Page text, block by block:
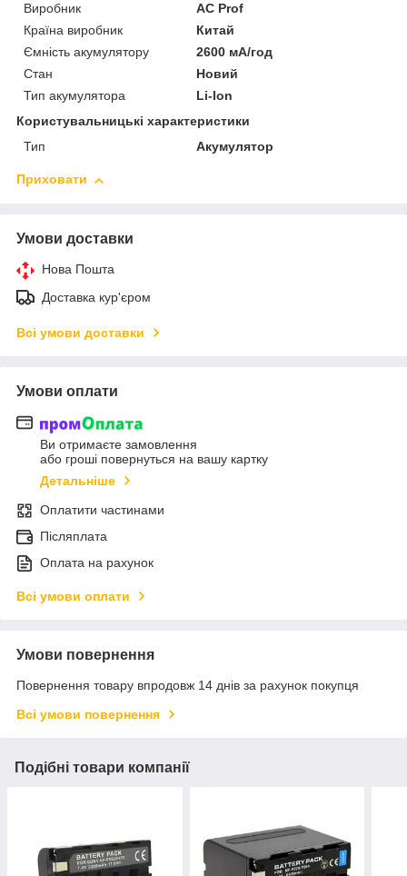
Виробник
AC Prof
Країна виробник
Китай
Ємність акумулятору
2600 мА/год
Стан
Новий
Тип акумулятора
Li-Ion
Користувальницькі характеристики
Тип
Акумулятор
Приховати
Умови доставки
Нова Пошта
Доставка кур'єром
Всі умови доставки
Умови оплати
Ви отримаєте замовлення
або гроші повернуться на вашу картку
Детальніше
Оплатити частинами
Післяплата
Оплата на рахунок
Всі умови оплати
Умови повернення
Повернення товару впродовж 14 днів за рахунок покупця
Всі умови повернення
Подібні товари компанії